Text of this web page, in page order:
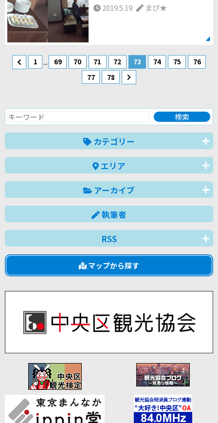
2019.5.19 まぴ★
1 ... 69 70 71 72 73 74 75
76
77
78
カテゴリー
エリア
アーカイブ
執筆者
RSS
マップから探す